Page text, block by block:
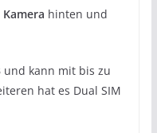
Kamera hinten und
und kann mit bis zu
hat es Dual SIM